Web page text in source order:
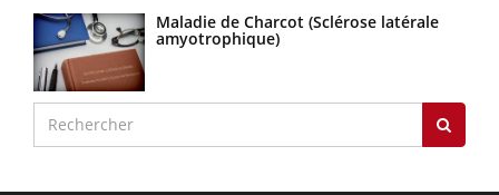
Maladie de Charcot (Sclérose latérale
amyotrophique)